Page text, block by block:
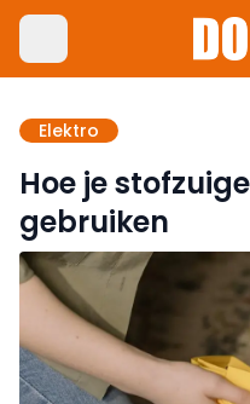
Elektro
Hoe je
gebruiken